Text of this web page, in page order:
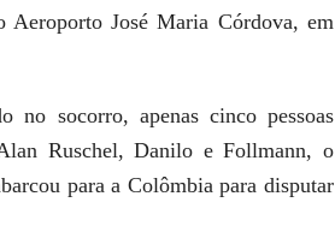
José Maria Córdova, em
socorro, apenas cinco pessoas
Ruschel, Danilo e Follmann, o
para a Colômbia para disputar